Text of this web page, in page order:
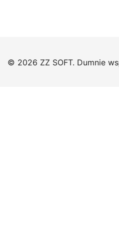
© 2026 ZZ SOFT. Dumnie